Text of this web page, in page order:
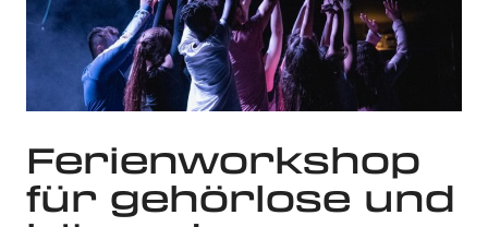
Ferienworkshop
für gehörlose und